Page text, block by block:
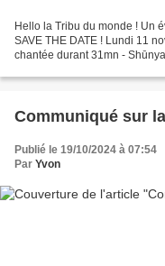
Hello la Tribu du monde ! Un
SAVE THE DATE ! Lundi 11
chantée durant 31mn -
Communiqué sur
Publié le 19/10/2024 à 07:54
Par Yvon